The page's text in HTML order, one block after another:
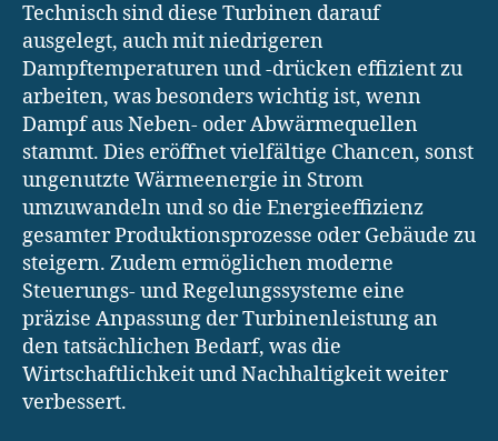
Technisch sind diese Turbinen darauf
ausgelegt, auch mit niedrigeren
Dampftemperaturen und -drücken effizient zu
arbeiten, was besonders wichtig ist, wenn
Dampf aus Neben- oder Abwärmequellen
stammt. Dies eröffnet vielfältige Chancen, sonst
ungenutzte Wärmeenergie in Strom
umzuwandeln und so die Energieeffizienz
gesamter Produktionsprozesse oder Gebäude zu
steigern. Zudem ermöglichen moderne
Steuerungs- und Regelungssysteme eine
präzise Anpassung der Turbinenleistung an
den tatsächlichen Bedarf, was die
Wirtschaftlichkeit und Nachhaltigkeit weiter
verbessert.